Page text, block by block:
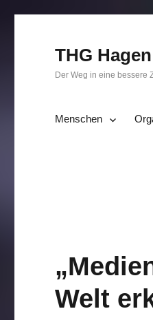
THG
Der Weg in eine bessere
Menschen
Welt